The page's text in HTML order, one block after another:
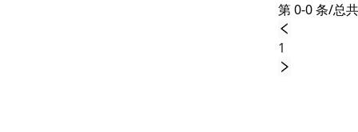
第 0-0 条/总
1